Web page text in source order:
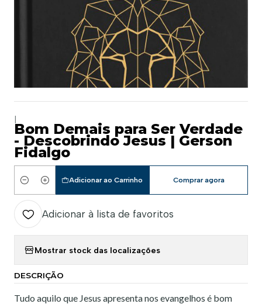
Bom Demais para Ser Verdade
- Descobrindo Jesus | Gerson
Fidalgo
Quantidade
Adicionar ao Carrinho Comprar agora
Adicionar à lista de favoritos
Mostrar stock das localizações
DESCRIÇÃO
Tudo aquilo que Jesus apresenta nos evangelhos é bom